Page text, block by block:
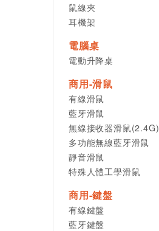
鼠線夾
耳機架
電腦桌
電動升降桌
商用-滑鼠
有線滑鼠
藍牙滑鼠
無線接收器滑鼠(2.4G)
多功能無線藍牙滑鼠
靜音滑鼠
特殊人體工學滑鼠
商用-鍵盤
有線鍵盤
藍牙鍵盤